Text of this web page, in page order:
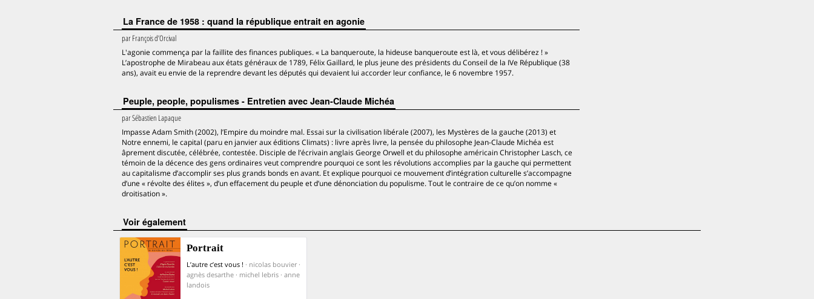
La France de 1958 : quand la république entrait en agonie
parFrançois d’Orcival
L'agonie commença par la faillite des finances publiques. « La banqueroute, la hideuse banqueroute est là, et vous délibérez ! »
L’apostrophe de Mirabeau aux états généraux de 1789, Félix Gaillard, le plus jeune des présidents du Conseil de la IVe République (38
ans), avait eu envie de la reprendre devant les députés qui devaient lui accorder leur confiance, le 6 novembre 1957.
Peuple, people, populismes - Entretien avec Jean-Claude Michéa
parSébastien Lapaque
Impasse Adam Smith (2002), l’Empire du moindre mal. Essai sur la civilisation libérale (2007), les Mystères de la gauche (2013) et
Notre ennemi, le capital (paru en janvier aux éditions Climats) : livre après livre, la pensée du philosophe Jean-Claude Michéa est
âprement discutée, célébrée, contestée. Disciple de l’écrivain anglais George Orwell et du philosophe américain Christopher Lasch, ce
témoin de la décence des gens ordinaires veut comprendre pourquoi ce sont les révolutions accomplies par la gauche qui permettent
au capitalisme d’accomplir ses plus grands bonds en avant. Et explique pourquoi ce mouvement d’intégration culturelle s’accompagne
d’une « révolte des élites », d’un effacement du peuple et d’une dénonciation du populisme. Tout le contraire de ce qu’on nomme «
droitisation ».
voir également
Portrait
L’autre c’est vous ! · nicolas bouvier ·
agnès desarthe · michel lebris · anne
landois